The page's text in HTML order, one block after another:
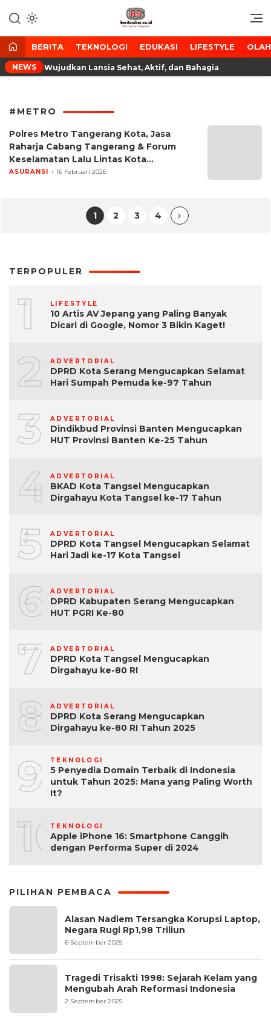
ke
konten
BeritaSiber.co.id
Media Tanggap Dan Akurat
BERITA TEKNOLOGI EDUKASI LIFESTYLE
NEWS
Lansia, Wujudkan Lansia Sehat, Aktif, dan Bahagia
#METRO
Polres Metro Tangerang Kota, Jasa
Raharja Cabang Tangerang & Forum
Keselamatan Lalu Lintas Kota
Tangerang Sosialisasi Ops Keselamatan
ASURANSI 16 Februari 2026
1 2 3 4
TERPOPULER
1 LIFESTYLE
10 Artis AV Jepang yang Paling Banyak
Dicari di Google, Nomor 3 Bikin Kaget!
2 ADVERTORIAL
DPRD Kota Serang Mengucapkan Selamat
Hari Sumpah Pemuda ke-97 Tahun
3 ADVERTORIAL
Dindikbud Provinsi Banten Mengucapkan
HUT Provinsi Banten Ke-25 Tahun
4 ADVERTORIAL
BKAD Kota Tangsel Mengucapkan
Dirgahayu Kota Tangsel ke-17 Tahun
5 ADVERTORIAL
DPRD Kota Tangsel Mengucapkan Selamat
Hari Jadi ke-17 Kota Tangsel
6 ADVERTORIAL
DPRD Kabupaten Serang Mengucapkan
HUT PGRI Ke-80
7 ADVERTORIAL
DPRD Kota Tangsel Mengucapkan
Dirgahayu ke-80 RI
8 ADVERTORIAL
DPRD Kota Serang Mengucapkan
Dirgahayu ke-80 RI Tahun 2025
9 TEKNOLOGI
5 Penyedia Domain Terbaik di Indonesia
untuk Tahun 2025: Mana yang Paling Worth
It?
10TEKNOLOGI
Apple iPhone 16: Smartphone Canggih
dengan Performa Super di 2024
PILIHAN PEMBACA
Alasan Nadiem Tersangka Korupsi Laptop,
Negara Rugi Rp1,98 Triliun
6 September 2025
Tragedi Trisakti 1998: Sejarah Kelam yang
Mengubah Arah Reformasi Indonesia
2 September 2025